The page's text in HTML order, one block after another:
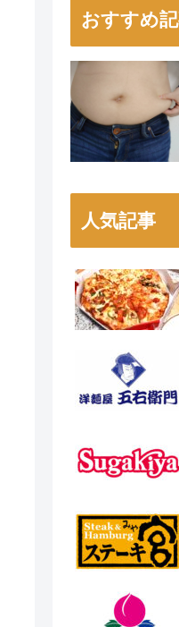
おすすめ
人気記事